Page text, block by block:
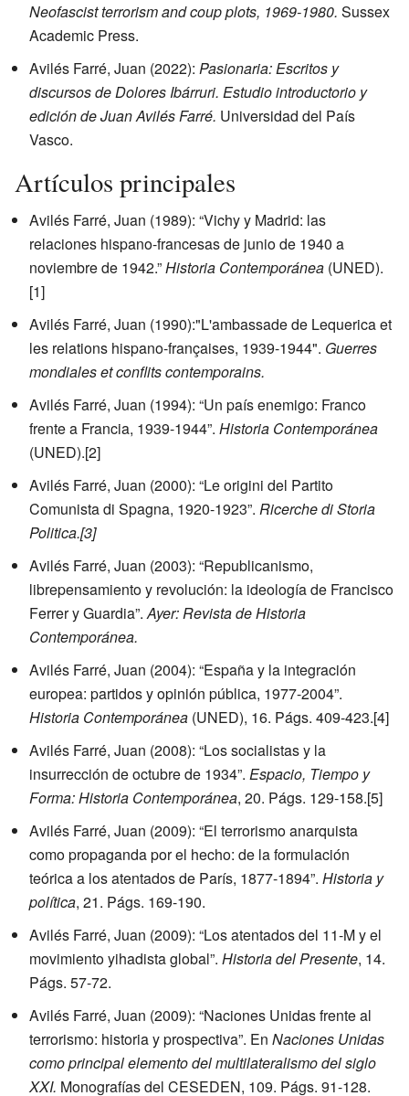
Neofascist terrorism and coup plots, 1969-1980. Sussex
Academic Press.
Avilés Farré, Juan (2022): Pasionaria: Escritos y
discursos de Dolores Ibárruri. Estudio introductorio y
edición de Juan Avilés Farré. Universidad del País
Vasco.
Artículos principales
Avilés Farré, Juan (1989): “Vichy y Madrid: las
relaciones hispano-francesas de junio de 1940 a
noviembre de 1942.”Historia Contemporánea (UNED).
[1]
Avilés Farré, Juan (1990):"L'ambassade de Lequerica et
les relations hispano-françaises, 1939-1944". Guerres
mondiales et conflits contemporains.
Avilés Farré, Juan (1994): “Un país enemigo: Franco
frente a Francia, 1939-1944”. Historia Contemporánea
(UNED).[2]
Avilés Farré, Juan (2000): “Le origini del Partito
Comunista di Spagna, 1920-1923”. Ricerche di Storia
Politica.[3]
Avilés Farré, Juan (2003): “Republicanismo,
librepensamiento y revolución: la ideología de Francisco
Ferrer y Guardia”.Ayer: Revista de Historia
Contemporánea.
Avilés Farré, Juan (2004): “España y la integración
europea: partidos y opinión pública, 1977-2004”.
Historia Contemporánea (UNED), 16. Págs. 409-423.[4]
Avilés Farré, Juan (2008): “Los socialistas y la
insurrección de octubre de 1934”. Espacio, Tiempo y
Forma: Historia Contemporánea, 20. Págs. 129-158.[5]
Avilés Farré, Juan (2009): “El terrorismo anarquista
como propaganda por el hecho: de la formulación
teórica a los atentados de París, 1877-1894”. Historia y
política, 21. Págs. 169-190.
Avilés Farré, Juan (2009): “Los atentados del 11-M y el
movimiento yihadista global”. Historia del Presente, 14.
Págs. 57-72.
Avilés Farré, Juan (2009): “Naciones Unidas frente al
terrorismo: historia y prospectiva”. En Naciones Unidas
como principal elemento del multilateralismo del siglo
XXI. Monografías del CESEDEN, 109. Págs. 91-128.